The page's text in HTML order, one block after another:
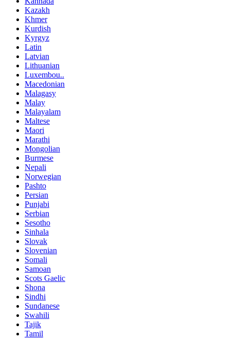
Kazakh
Khmer
Kurdish
Kyrgyz
Latin
Latvian
Lithuanian
Luxembou..
Macedonian
Malagasy
Malay
Malayalam
Maltese
Maori
Marathi
Mongolian
Burmese
Nepali
Norwegian
Pashto
Persian
Punjabi
Serbian
Sesotho
Sinhala
Slovak
Slovenian
Somali
Samoan
Scots Gaelic
Shona
Sindhi
Sundanese
Swahili
Tajik
Tamil